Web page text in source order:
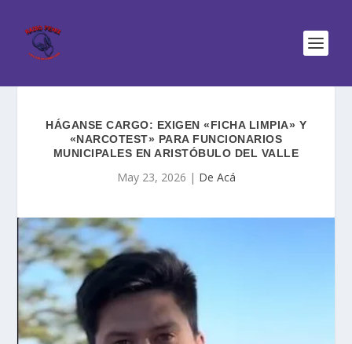
HÁGANSE CARGO: EXIGEN «FICHA LIMPIA» Y
«NARCOTEST» PARA FUNCIONARIOS
MUNICIPALES EN ARISTÓBULO DEL VALLE
May 23, 2026 | De Acá